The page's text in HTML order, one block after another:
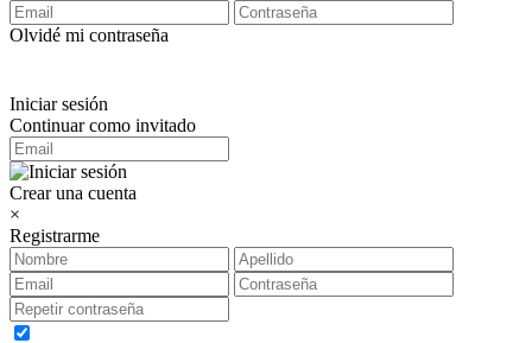
Olvidé mi contraseña
Iniciar sesión
Continuar como invitado
Crear una cuenta
×
Registrarme